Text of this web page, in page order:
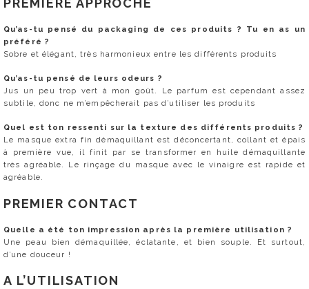
PREMIÈRE APPROCHE
Qu’as-tu pensé du packaging de ces produits ? Tu en as un
préféré ?
Sobre et élégant, très harmonieux entre les différents produits
Qu’as-tu pensé de leurs odeurs ?
Jus un peu trop vert à mon goût. Le parfum est cependant assez
subtile, donc ne m’empêcherait pas d’utiliser les produits
Quel est ton ressenti sur la texture des différents produits ?
Le masque extra fin démaquillant est déconcertant, collant et épais
à première vue, il finit par se transformer en huile démaquillante
très agréable. Le rinçage du masque avec le vinaigre est rapide et
agréable.
PREMIER CONTACT
Quelle a été ton impression après la première utilisation ?
Une peau bien démaquillée, éclatante, et bien souple. Et surtout,
d’une douceur !
A L’UTILISATION